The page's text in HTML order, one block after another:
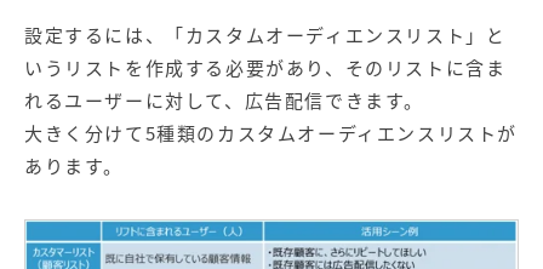
設定するには、「カスタムオーディエンスリスト」と
いうリストを作成する必要があり、そのリストに含ま
れるユーザーに対して、広告配信できます。
大きく分けて5種類のカスタムオーディエンスリストが
あります。